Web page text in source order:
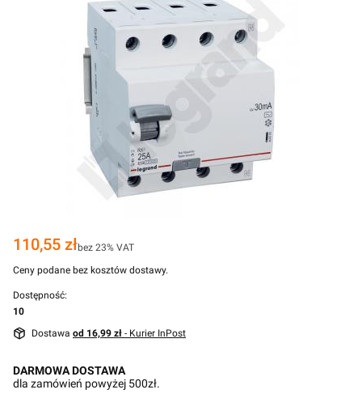
Cena
110,55 złbez 23% VAT
Ceny podane bez kosztów dostawy.
Dostępność:
10
Dostawa od 16,99 zł - Kurier InPost
DARMOWA DOSTAWA
dla zamówień powyżej 500zł.